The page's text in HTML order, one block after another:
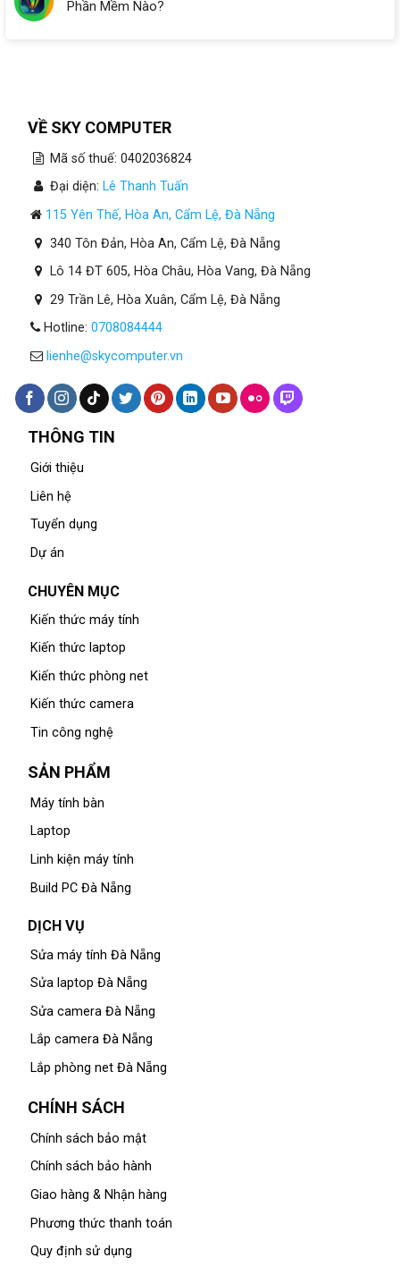
Phần Mềm Nào?
VỀ SKY COMPUTER
Mã số thuế: 0402036824
Đại diện: Lê Thanh Tuấn
115 Yên Thế, Hòa An, Cẩm Lệ, Đà Nẵng
340 Tôn Đản, Hòa An, Cẩm Lệ, Đà Nẵng
Lô 14 ĐT 605, Hòa Châu, Hòa Vang, Đà Nẵng
29 Trần Lê, Hòa Xuân, Cẩm Lệ, Đà Nẵng
Hotline: 0708084444
lienhe@skycomputer.vn
THÔNG TIN
Giới thiệu
Liên hệ
Tuyển dụng
Dự án
CHUYÊN MỤC
Kiến thức máy tính
Kiến thức laptop
Kiến thức phòng net
Kiến thức camera
Tin công nghệ
SẢN PHẨM
Máy tính bàn
Laptop
Linh kiện máy tính
Build PC Đà Nẵng
DỊCH VỤ
Sửa máy tính Đà Nẵng
Sửa laptop Đà Nẵng
Sửa camera Đà Nẵng
Lắp camera Đà Nẵng
Lắp phòng net Đà Nẵng
CHÍNH SÁCH
Chính sách bảo mật
Chính sách bảo hành
Giao hàng & Nhận hàng
Phương thức thanh toán
Quy định sử dụng